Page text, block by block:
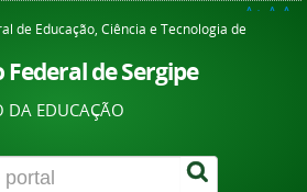
A+ A A-
de Educação, Ciência e Tecnologia de
de Sergipe
DA EDUCAÇÃO